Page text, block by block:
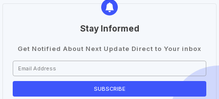
Stay Informed
Get Notified About Next Update Direct to Your inbox